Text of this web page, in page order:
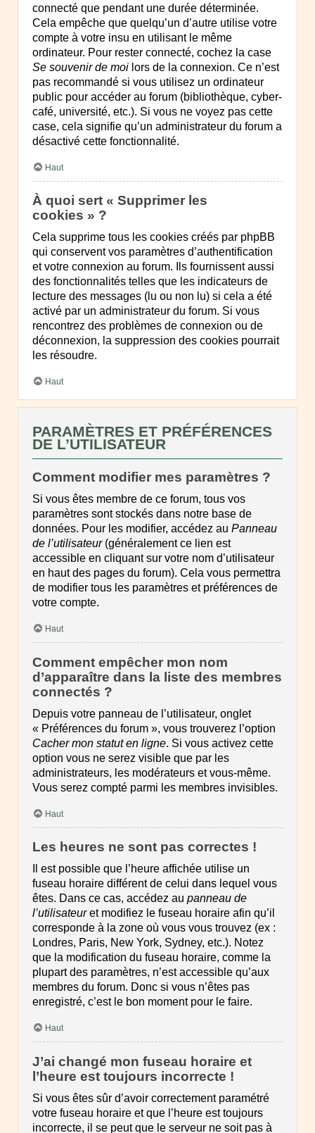
connecté que pendant une durée déterminée.
Cela empêche que quelqu’un d’autre utilise votre
compte à votre insu en utilisant le même
ordinateur. Pour rester connecté, cochez la case
Se souvenir de moi lors de la connexion. Ce n’est
pas recommandé si vous utilisez un ordinateur
public pour accéder au forum (bibliothèque, cyber-
café, université, etc.). Si vous ne voyez pas cette
case, cela signifie qu’un administrateur du forum a
désactivé cette fonctionnalité.
Haut
À quoi sert « Supprimer les
cookies » ?
Cela supprime tous les cookies créés par phpBB
qui conservent vos paramètres d’authentification
et votre connexion au forum. Ils fournissent aussi
des fonctionnalités telles que les indicateurs de
lecture des messages (lu ou non lu) si cela a été
activé par un administrateur du forum. Si vous
rencontrez des problèmes de connexion ou de
déconnexion, la suppression des cookies pourrait
les résoudre.
Haut
PARAMÈTRES ET PRÉFÉRENCES
DE L’UTILISATEUR
Comment modifier mes paramètres ?
Si vous êtes membre de ce forum, tous vos
paramètres sont stockés dans notre base de
données. Pour les modifier, accédez au Panneau
de l’utilisateur(généralement ce lien est
accessible en cliquant sur votre nom d’utilisateur
en haut des pages du forum). Cela vous permettra
de modifier tous les paramètres et préférences de
votre compte.
Haut
Comment empêcher mon nom
d’apparaître dans la liste des membres
connectés ?
Depuis votre panneau de l’utilisateur, onglet
« Préférences du forum », vous trouverez l’option
Cacher mon statut en ligne. Si vous activez cette
option vous ne serez visible que par les
administrateurs, les modérateurs et vous-même.
Vous serez compté parmi les membres invisibles.
Haut
Les heures ne sont pas correctes !
Il est possible que l’heure affichée utilise un
fuseau horaire différent de celui dans lequel vous
êtes. Dans ce cas, accédez au panneau de
l’utilisateuret modifiez le fuseau horaire afin qu’il
corresponde à la zone où vous vous trouvez (ex :
Londres, Paris, New York, Sydney, etc.). Notez
que la modification du fuseau horaire, comme la
plupart des paramètres, n’est accessible qu’aux
membres du forum. Donc si vous n’êtes pas
enregistré, c’est le bon moment pour le faire.
Haut
J’ai changé mon fuseau horaire et
l’heure est toujours incorrecte !
Si vous êtes sûr d’avoir correctement paramétré
votre fuseau horaire et que l’heure est toujours
incorrecte, il se peut que le serveur ne soit pas à